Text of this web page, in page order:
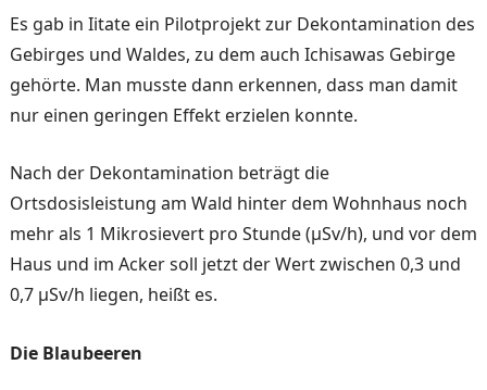
Es gab in Iitate ein Pilotpro­jekt zur Dekontamination des
Gebirges und Waldes, zu dem auch Ichisawas Gebirge
ge­hörte. Man musste dann er­kennen, dass man damit
nur einen geringen Effekt erzielen konnte.
Nach der Dekontamination beträgt die
Ortsdosisleistung am Wald hinter dem Wohn­haus noch
mehr als 1 Mikro­sievert pro Stunde (µSv/h), und vor dem
Haus und im Acker soll jetzt der Wert zwischen 0,3 und
0,7 μSv/h liegen, heißt es.
Die Blaubeeren